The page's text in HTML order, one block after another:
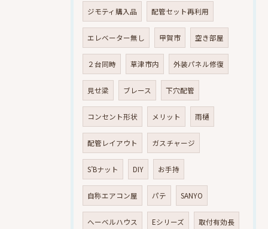
ジモティ購入品 配管セット再利用
エレベーター無し 甲賀市 空き部屋
２台同時 草津市内 外装パネル修復
見せ梁 ブレース 下穴配管
コンセント形状 メリット 雨樋
配管レイアウト ガスチャージ
S’Bナット DIY お手持
自称エアコン屋 パテ SANYO
へーベルハウス Eシリーズ 取付有効長